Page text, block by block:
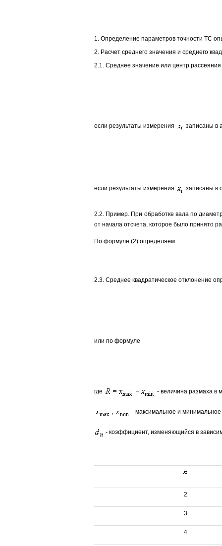
1. Определение параметров точности ТС
2. Расчет среднего значения и среднего
2.1. Среднее значение или центр
если результаты измерения записаны в
если результаты измерения записаны в
2.2. Пример. При обработке вала по
от начала отсчета, которое было принято
По формуле (2) определяем
2.3. Среднее квадратическое отклонение
или по формуле
где - величина размаха в
, - максимальное и
- коэффициент, изменяющийся в
2
3
4